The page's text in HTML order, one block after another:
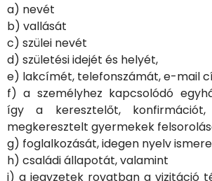
a) nevét
b) vallását
c) szülei nevét
d) születési idejét és helyét,
e) lakcímét, telefonszámát, e-mail
f) a személyhez kapcsolódó
így a keresztelőt, konfirmációt,
megkeresztelt gyermekek
g) foglalkozását, idegen nyelv
h) családi állapotát, valamint
i) a jegyzetek rovatban a vizitáció